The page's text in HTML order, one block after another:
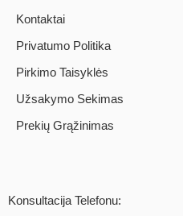
Kontaktai
Privatumo Politika
Pirkimo Taisyklės
Užsakymo Sekimas
Prekių Grąžinimas
Konsultacija Telefonu: